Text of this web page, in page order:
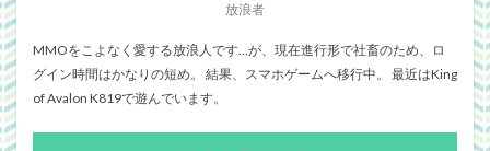
放浪者
MMOをこよなく愛する放浪人です…が、現在進行形で社畜のため、ロ
グイン時間はかなりの短め。 結果、スマホゲームへ移行中。 最近はKing
of Avalon K819で遊んでいます。